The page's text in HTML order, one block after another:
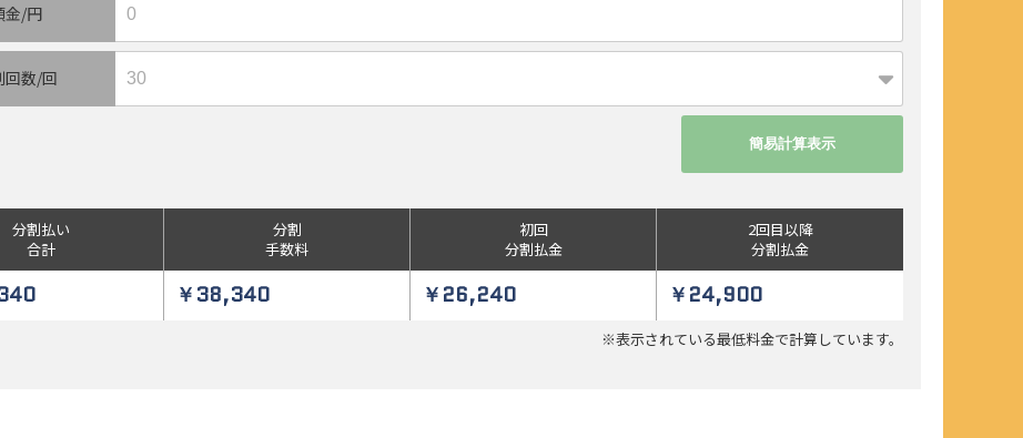
金/円
回数/回
分割払い
合計
分割
手数料
￥38,340
初回
分割払金
￥26,240
2回目以降
分割払金
￥24,900
※表示されている最低料金で計算しています。